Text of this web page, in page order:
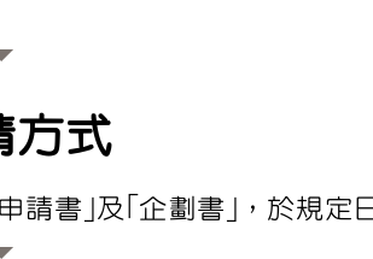
方式
請書」及「企劃書」，於規